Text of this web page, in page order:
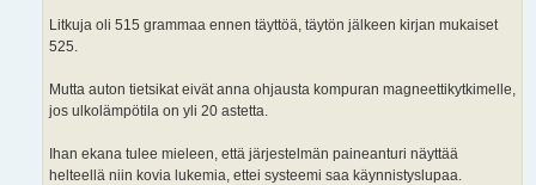
Litkuja oli 515 grammaa ennen täyttöä, täytön jälkeen kirjan mukaiset
525.
Mutta auton tietsikat eivät anna ohjausta kompuran magneettikytkimelle,
jos ulkolämpötila on yli 20 astetta.
Ihan ekana tulee mieleen, että järjestelmän paineanturi näyttää
helteellä niin kovia lukemia, ettei systeemi saa käynnistyslupaa.